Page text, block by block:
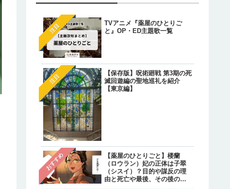
注目
TVアニメ『薬屋のひとりご
と』OP・ED主題歌一覧
注目
【保存版】呪術廻戦 第3期の死
滅回遊編の聖地巡礼を紹介
【東京編】
おすすめ
【薬屋のひとりごと】楼蘭
（ロウラン）妃の正体は子翠
（シスイ）？目的や謀反の理
由と死亡や最後、その後の生
注目
【ワンピース】ゲッコー
リアの正体は『光月もり
注目
【オレが私になるまで】
明（アキラ）のあざとか
いシーン総まとめ！
注目
【炎炎ノ消防隊】森羅の母
親・万里日下部（マリク
ベ）の正体は？実は生き
て最後はどうなった？